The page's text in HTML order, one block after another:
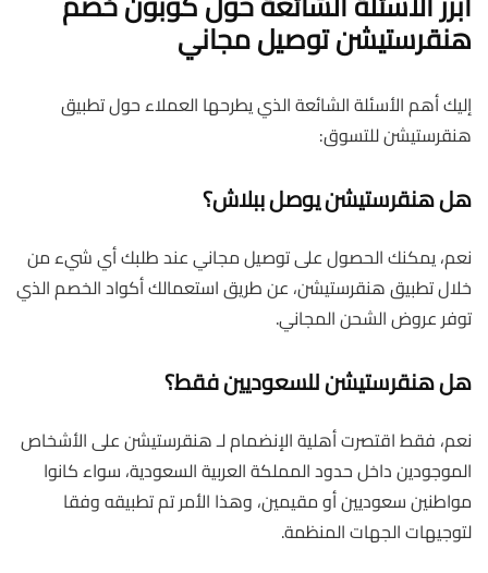
هنقرستيشن توصيل مجاني
إليك أهم الأسئلة الشائعة الذي يطرحها العملاء حول تطبيق
هنقرستيشن للتسوق:
هل هنقرستيشن يوصل ببلاش؟
نعم، يمكنك الحصول على توصيل مجاني عند طلبك أي شيء من
خلال تطبيق هنقرستيشن، عن طريق استعمالك أكواد الخصم الذي
توفر عروض الشحن المجاني.
هل هنقرستيشن للسعوديين فقط؟
نعم، فقط اقتصرت أهلية الإنضمام لـ هنقرستيشن على الأشخاص
الموجودين داخل حدود المملكة العربية السعودية، سواء كانوا
مواطنين سعوديين أو مقيمين، وهذا الأمر تم تطبيقه وفقا
لتوجيهات الجهات المنظمة.